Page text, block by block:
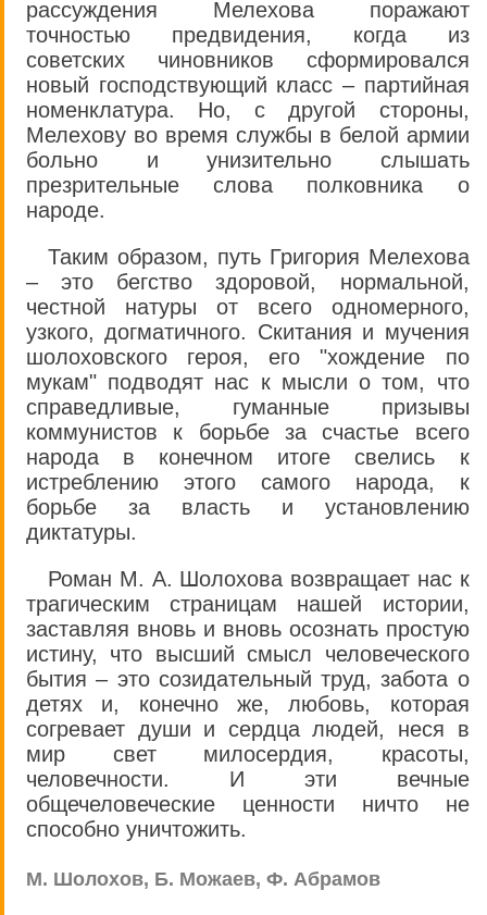
рассуждения Мелехова поражают
точностью предвидения, когда из
советских чиновников сформировался
новый господствующий класс – партийная
номенклатура. Но, с другой стороны,
Мелехову во время службы в белой армии
больно и унизительно слышать
презрительные слова полковника о
народе.
Таким образом, путь Григория Мелехова
– это бегство здоровой, нормальной,
честной натуры от всего одномерного,
узкого, догматичного. Скитания и мучения
шолоховского героя, его "хождение по
мукам" подводят нас к мысли о том, что
справедливые, гуманные призывы
коммунистов к борьбе за счастье всего
народа в конечном итоге свелись к
истреблению этого самого народа, к
борьбе за власть и установлению
диктатуры.
Роман М. А. Шолохова возвращает нас к
трагическим страницам нашей истории,
заставляя вновь и вновь осознать простую
истину, что высший смысл человеческого
бытия – это созидательный труд, забота о
детях и, конечно же, любовь, которая
согревает души и сердца людей, неся в
мир свет милосердия, красоты,
человечности. И эти вечные
общечеловеческие ценности ничто не
способно уничтожить.
М. Шолохов, Б. Можаев, Ф. Абрамов